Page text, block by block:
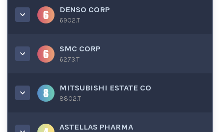
DENSO CORP
6902.T
SMC CORP
6273.T
MITSUBISHI ESTATE CO
8802.T
ASTELLAS PHARMA